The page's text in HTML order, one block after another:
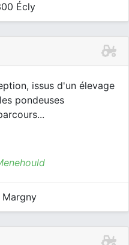
Écly
issus d'un élevage
pondeuses